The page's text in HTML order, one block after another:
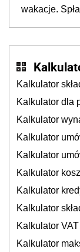
wakacje.
Kalkulator
Kalkulator dla
Kalkulator
Kalkulator
Kalkulator
Kalkulator
Kalkulator
Kalkulator
Kalkulator VAT
Kalkulator